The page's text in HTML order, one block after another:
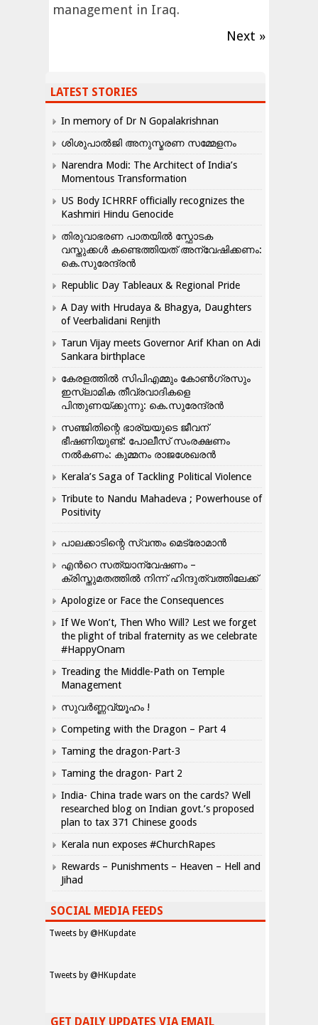
management in Iraq.
Next »
LATEST STORIES
In memory of Dr N Gopalakrishnan
ശിശുപാൽജി അനുസ്മരണ സമ്മേളനം
Narendra Modi: The Architect of India’s
Momentous Transformation
US Body ICHRRF officially recognizes the
Kashmiri Hindu Genocide
തിരുവാഭരണ പാതയിൽ സ്ഫോടക
വസ്തുക്കൾ കണ്ടെത്തിയത് അന്വേഷിക്കണം:
കെ.സുരേന്ദ്രൻ
Republic Day Tableaux & Regional Pride
A Day with Hrudaya & Bhagya, Daughters
of Veerbalidani Renjith
Tarun Vijay meets Governor Arif Khan on Adi
Sankara birthplace
കേരളത്തിൽ സിപിഎമ്മും കോൺ​ഗ്രസും
ഇസ്ലാമിക തീവ്രവാദികളെ
പിന്തുണയ്ക്കുന്നു: കെ.സുരേന്ദ്രൻ
സഞ്ജിതിന്റെ ഭാര്യയുടെ ജീവന്
ഭീഷണിയുണ്ട്: പോലീസ് സംരക്ഷണം
നൽകണം: കുമ്മനം രാജശേഖരൻ
Kerala’s Saga of Tackling Political Violence
Tribute to Nandu Mahadeva ; Powerhouse of
Positivity
പാലക്കാടിന്റെ സ്വന്തം മെട്രോമാൻ
എന്‍റെ സത്യാന്വേഷണം –
ക്രിസ്തുമതത്തില്‍ നിന്ന് ഹിന്ദുത്വത്തിലേക്ക്
Apologize or Face the Consequences
If We Won’t, Then Who Will? Lest we forget
the plight of tribal fraternity as we celebrate
#HappyOnam
Treading the Middle-Path on Temple
Management
സുവർണ്ണവ്യൂഹം !
Competing with the Dragon – Part 4
Taming the dragon-Part-3
Taming the dragon- Part 2
India- China trade wars on the cards? Well
researched blog on Indian govt.’s proposed
plan to tax 371 Chinese goods
Kerala nun exposes #ChurchRapes
Rewards – Punishments – Heaven – Hell and
Jihad
SOCIAL MEDIA FEEDS
Tweets by @HKupdate
Tweets by @HKupdate
GET DAILY UPDATES VIA EMAIL